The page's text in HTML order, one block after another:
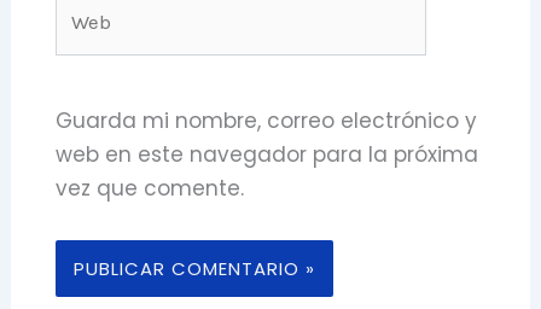
Guarda mi nombre, correo electrónico y
web en este navegador para la próxima
vez que comente.